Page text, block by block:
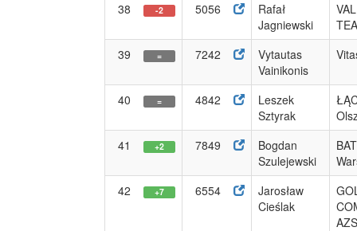
38 -2 5056
Rafał
Jagniewski
39
= 7242
Vytautas
Vainikonis
40 = 4842
Leszek
Sztyrak
41
+2 7849
Bogdan
Szulejewski
42
+7 6554
Jarosław
Cieślak